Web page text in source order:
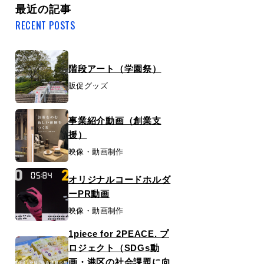
最近の記事
RECENT POSTS
階段アート（学園祭）
販促グッズ
事業紹介動画（創業支
援）
映像・動画制作
オリジナルコードホルダ
ーPR動画
映像・動画制作
1piece for 2PEACE. プ
ロジェクト（SDGs動
画・港区の社会課題に向